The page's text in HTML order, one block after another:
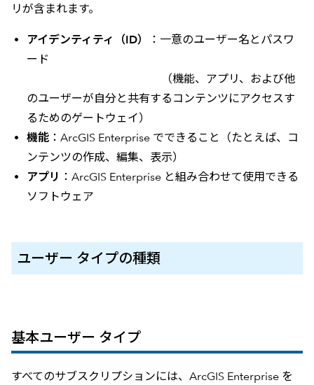
リが含まれます。
アイデンティティ（ID）
：一意のユーザー名とパスワ
ード
（機能、アプリ、および他
のユーザーが自分と共有するコンテンツにアクセスす
るためのゲートウェイ）
機能 ：ArcGIS Enterprise でできること（たとえば、コ
ンテンツの作成、編集、表示）
アプリ ：ArcGIS Enterprise と組み合わせて使用できる
ソフトウェア
ユーザー タイプの種類
基本ユーザー タイプ
すべてのサブスクリプションには、ArcGIS Enterprise を